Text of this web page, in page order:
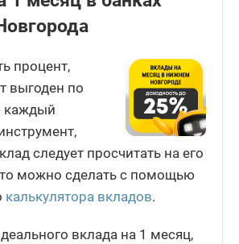
процент,
выгоден по
каждый
следует просчитать на его
можно сделать с помощью
калькулятора вкладов.
вклада на 1 месяц,